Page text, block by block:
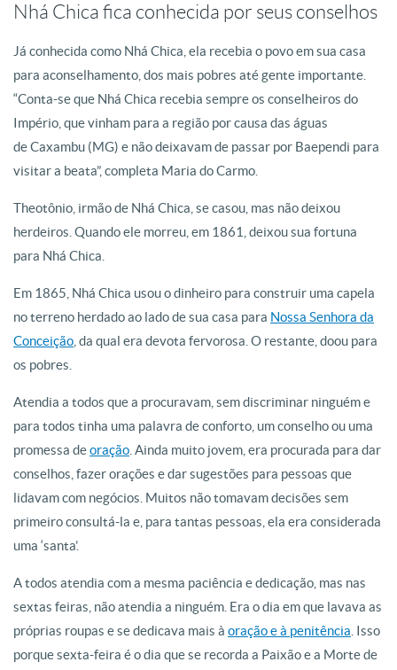
Nhá Chica fica conhecida por seus conselhos
Já conhecida como Nhá Chica, ela recebia o povo em sua casa
para aconselhamento, dos mais pobres até gente importante.
“Conta-se que Nhá Chica recebia sempre os conselheiros do
Império, que vinham para a região por causa das águas
de Caxambu (MG) e não deixavam de passar por Baependi para
visitar a beata”, completa Maria do Carmo.
Theotônio, irmão de Nhá Chica, se casou, mas não deixou
herdeiros. Quando ele morreu, em 1861, deixou sua fortuna
para Nhá Chica.
Em 1865, Nhá Chica usou o dinheiro para construir uma capela
no terreno herdado ao lado de sua casa para Nossa Senhora da
Conceição , da qual era devota fervorosa. O restante, doou para
os pobres.
Atendia a todos que a procuravam, sem discriminar ninguém e
para todos tinha uma palavra de conforto, um conselho ou uma
promessa deoração . Ainda muito jovem, era procurada para dar
conselhos, fazer orações e dar sugestões para pessoas que
lidavam com negócios. Muitos não tomavam decisões sem
primeiro consultá-la e, para tantas pessoas, ela era considerada
uma ‘santa’.
A todos atendia com a mesma paciência e dedicação, mas nas
sextas feiras, não atendia a ninguém. Era o dia em que lavava as
próprias roupas e se dedicava mais à oração e à penitência . Isso
porque sexta-feira é o dia que se recorda a Paixão e a Morte de